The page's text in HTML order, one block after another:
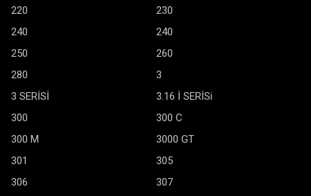
220
230
240
240
250
260
280
3
3 SERİSİ
3.16 İ SERİSi
300
300 C
300 M
3000 GT
301
305
306
307